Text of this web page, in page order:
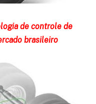
de controle de
brasileiro